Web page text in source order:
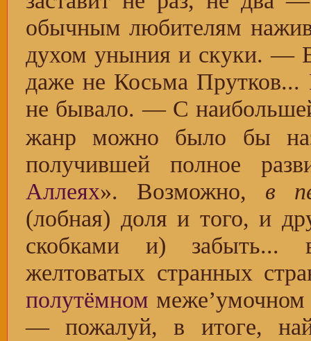
обычным любителям
духом уныния и скуки. —
даже не Косьма
не бывало. — С
жанр можно было бы
получившей полное
Аллеях». Возможно, в
(лобная) доля и того, и
скобками и) забыть...
желтоватых странных
полутёмном
— пожалуй, в итоге,